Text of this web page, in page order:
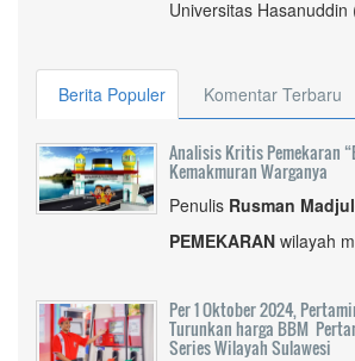
Universitas Hasanuddin
Berita Populer Komentar Terbaru
Analisis Kritis Pemekaran
Kemakmuran Warganya
Penulis Rusman
PEMEKARAN wilayah
Per 1 Oktober 2024,
Turunkan harga BBM
Series Wilayah Sulawesi